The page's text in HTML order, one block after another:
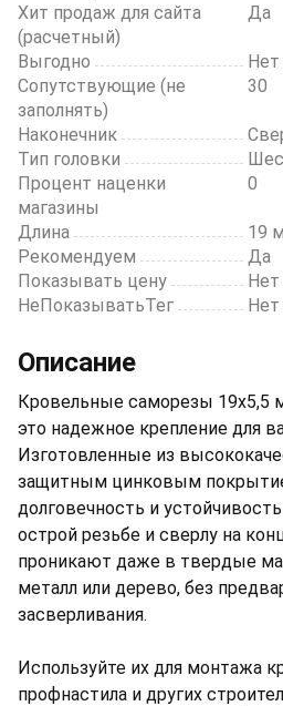
Хит продаж для сайта
(расчетный)
Да
Выгодно
Нет
Сопутствующие (не
заполнять)
30
Наконечник
Тип головки
Процент наценки
магазины
0
Длина
19
Рекомендуем
Да
Показывать цену
Нет
НеПоказыватьТег
Нет
Описание
Кровельные саморезы 19х5,5
это надежное крепление для
Изготовленные из
защитным цинковым
долговечность и
острой резьбе и сверлу на
проникают даже в твердые
металл или дерево, без
засверливания.
Используйте их для монтажа
профнастила и других